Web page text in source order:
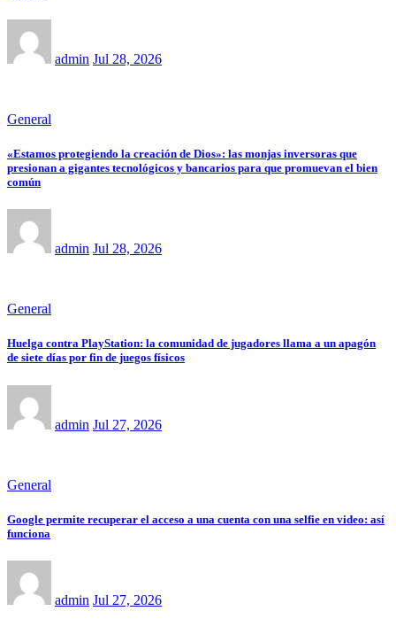
admin Jul 28, 2026
General
«Estamos protegiendo la creación de Dios»: las monjas inversoras que
presionan a gigantes tecnológicos y bancarios para que promuevan el bien
común
admin Jul 28, 2026
General
Huelga contra PlayStation: la comunidad de jugadores llama a un apagón
de siete días por fin de juegos físicos
admin Jul 27, 2026
General
Google permite recuperar el acceso a una cuenta con una selfie en video: así
funciona
admin Jul 27, 2026